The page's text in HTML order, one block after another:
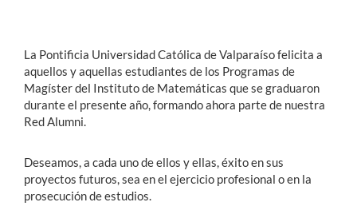
Pregrado
Postgrado
Formación Continua
Estudiantes
La Pontificia Universidad Católica de Valparaíso felicita a
aquellos y aquellas estudiantes de los Programas de
Magíster del Instituto de Matemáticas que se graduaron
durante el presente año, formando ahora parte de nuestra
Red Alumni.
Deseamos, a cada uno de ellos y ellas, éxito en sus
proyectos futuros, sea en el ejercicio profesional o en la
prosecución de estudios.